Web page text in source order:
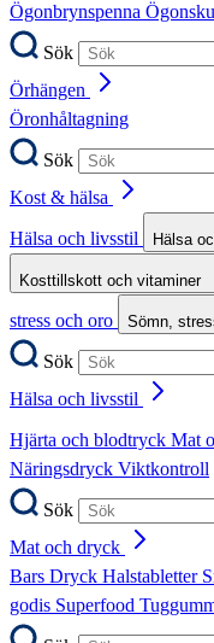
Ögonbrynspenna
Sök
Örhängen
Öronhåltagning
Sök
Kost & hälsa
Hälsa och livsstil
Hälsa
Kosttillskott och vitaminer
stress och oro
Sömn,
Sök
Hälsa och livsstil
Hjärta och blodtryck Mat
Näringsdryck Viktkontroll
Sök
Mat och dryck
Bars Dryck Halstabletter
godis Superfood